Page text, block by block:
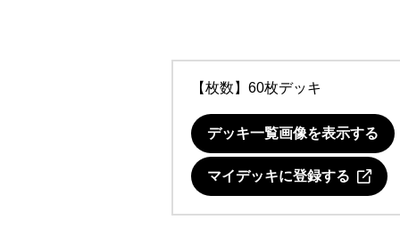
【枚数】60枚デッキ
デッキ一覧画像を表示する
マイデッキに登録する